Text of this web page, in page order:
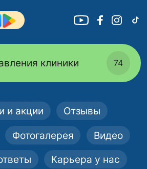
клиники 74
и акции Отзывы
Фотогалерея Видео
Карьера у нас